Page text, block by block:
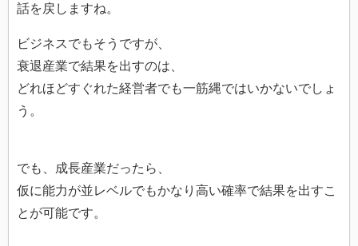
話を戻しますね。
ビジネスでもそうですが、
衰退産業で結果を出すのは、
どれほどすぐれた経営者でも一筋縄ではいかないでしょ
う。
でも、成長産業だったら、
仮に能力が並レベルでもかなり高い確率で結果を出すこ
とが可能です。